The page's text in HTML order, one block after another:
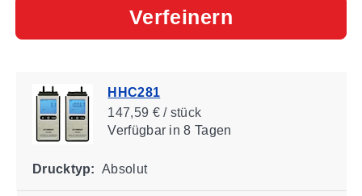
Verfeinern
HHC281
147,59 € / stück
Verfügbarin 8 Tagen
Drucktyp: Absolut